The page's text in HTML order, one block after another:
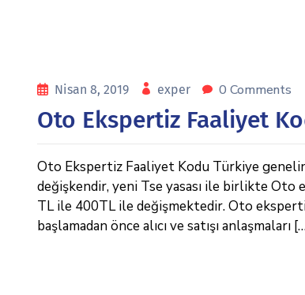
Nisan 8, 2019 exper 0 Comments
Oto Ekspertiz Faaliyet
Oto Ekspertiz Faaliyet Kodu Türkiye
değişkendir, yeni Tse yasası ile birlikte
TL ile 400TL ile değişmektedir. Oto
başlamadan önce alıcı ve satışı anlaşmaları